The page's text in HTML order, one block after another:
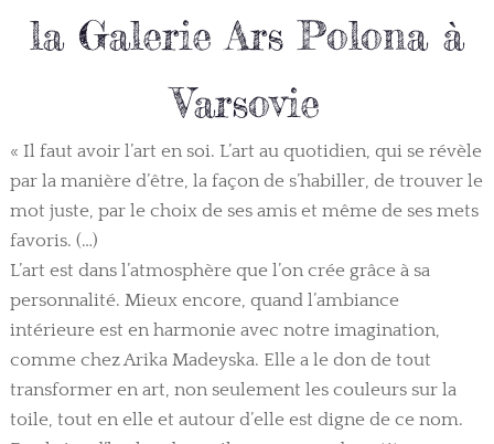
la Galerie Ars Polona à
Varsovie
« Il faut avoir l’art en soi. L’art au quotidien, qui se révèle
par la manière d’être, la façon de s’habiller, de trouver le
mot juste, par le choix de ses amis et même de ses mets
favoris. (…)
L’art est dans l’atmosphère que l’on crée grâce à sa
personnalité. Mieux encore, quand l’ambiance
intérieure est en harmonie avec notre imagination,
comme chez Arika Madeyska. Elle a le don de tout
transformer en art, non seulement les couleurs sur la
toile, tout en elle et autour d’elle est digne de ce nom.